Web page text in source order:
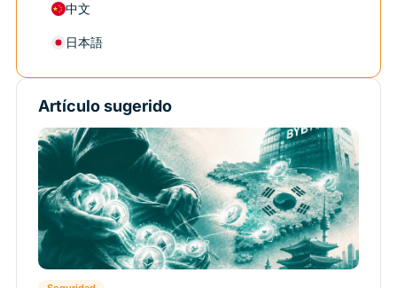
中文
日本語
Artículo sugerido